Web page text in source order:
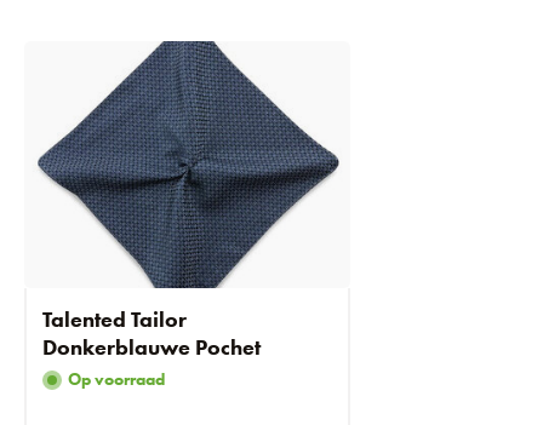
Talented Tailor
Donkerblauwe Pochet
Op voorraad